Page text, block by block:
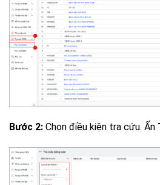
Bước 2: Chọn điều kiện tra cứu. Ấn